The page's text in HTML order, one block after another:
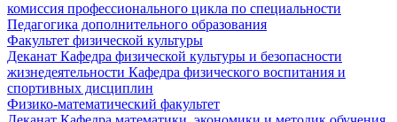
комиссия профессионального цикла по специальности
Педагогика дополнительного образования
Факультет физической культуры
Деканат Кафедра физической культуры и безопасности
жизнедеятельности Кафедра физического воспитания и
спортивных дисциплин
Физико-математический факультет